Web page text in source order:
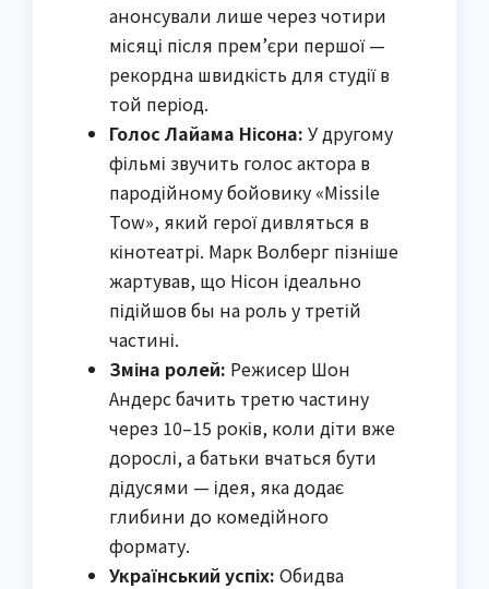
анонсували лише через чотири
місяці після прем’єри першої —
рекордна швидкість для студії в
той період.
Голос Лайама Нісона: У другому
фільмі звучить голос актора в
пародійному бойовику «Missile
Tow», який герої дивляться в
кінотеатрі. Марк Волберг пізніше
жартував, що Нісон ідеально
підійшов бы на роль у третій
частині.
Зміна ролей: Режисер Шон
Андерс бачить третю частину
через 10–15 років, коли діти вже
дорослі, а батьки вчаться бути
дідусями — ідея, яка додає
глибини до комедійного
формату.
Український успіх: Обидва